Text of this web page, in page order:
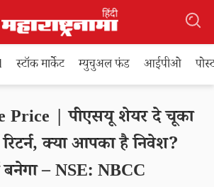
स्टॉक मार्केट म्युचुअल फंड आईपीओ
Price | पीएसयू शेयर दे चूका
क्या आपका है निवेश?
बनेगा – NSE: NBCC